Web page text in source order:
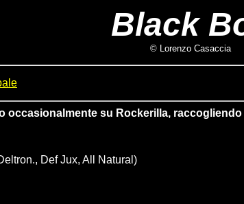
Black
© Lorenzo Casaccia
occasionalmente su Rockerilla,
Def Jux, All Natural)